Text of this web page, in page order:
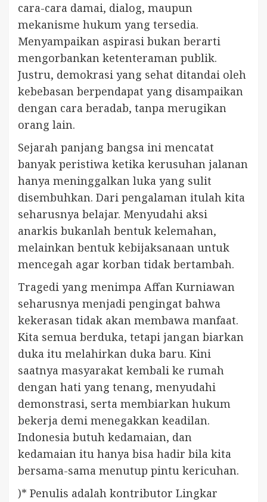
cara-cara damai, dialog, maupun
mekanisme hukum yang tersedia.
Menyampaikan aspirasi bukan berarti
mengorbankan ketenteraman publik.
Justru, demokrasi yang sehat ditandai oleh
kebebasan berpendapat yang disampaikan
dengan cara beradab, tanpa merugikan
orang lain.
Sejarah panjang bangsa ini mencatat
banyak peristiwa ketika kerusuhan jalanan
hanya meninggalkan luka yang sulit
disembuhkan. Dari pengalaman itulah kita
seharusnya belajar. Menyudahi aksi
anarkis bukanlah bentuk kelemahan,
melainkan bentuk kebijaksanaan untuk
mencegah agar korban tidak bertambah.
Tragedi yang menimpa Affan Kurniawan
seharusnya menjadi pengingat bahwa
kekerasan tidak akan membawa manfaat.
Kita semua berduka, tetapi jangan biarkan
duka itu melahirkan duka baru. Kini
saatnya masyarakat kembali ke rumah
dengan hati yang tenang, menyudahi
demonstrasi, serta membiarkan hukum
bekerja demi menegakkan keadilan.
Indonesia butuh kedamaian, dan
kedamaian itu hanya bisa hadir bila kita
bersama-sama menutup pintu kericuhan.
)* Penulis adalah kontributor Lingkar